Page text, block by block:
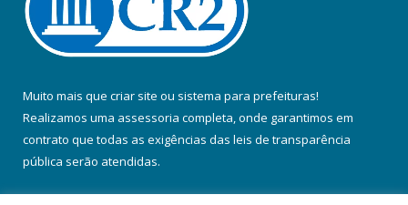
Muito mais que criar site ou sistema para prefeituras!
Realizamos uma assessoria completa, onde garantimos em
contrato que todas as exigências das leis de transparência
pública serão atendidas.